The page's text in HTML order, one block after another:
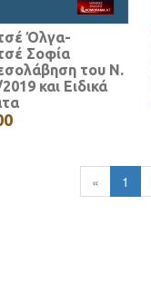
Όλγα-
Σοφία
του Ν.
και Ειδικά
« 1